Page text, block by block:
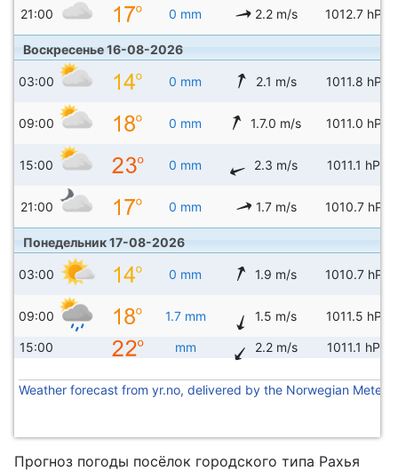
21:00 0 mm 2.2 m/s 1012.7 hPa
Воскресенье 16-08-2026
03:00 0 mm 2.1 m/s 1011.8 hPa
09:00 0 mm 1.7.0 m/s 1011.0 hPa
15:00 0 mm 2.3 m/s 1011.1 hPa
21:00 0 mm 1.7 m/s 1010.7 hPa
Понедельник 17-08-2026
03:00 0 mm 1.9 m/s 1010.7 hPa
09:00 1.7 mm 1.5 m/s 1011.5 hPa
15:00 mm 2.2 m/s 1011.1 hPa
Weather forecast from yr.no, delivered by the Norwegian
Прогноз погоды посёлок городского типа Рахья